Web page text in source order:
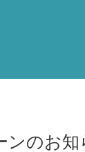
ンのお知